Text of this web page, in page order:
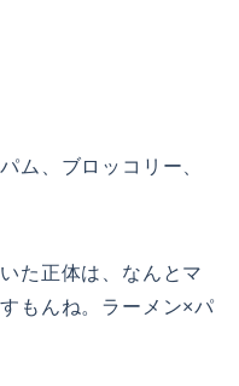
ム、ブロッコリー、
た正体は、なんとマ
もんね。ラーメン×パ